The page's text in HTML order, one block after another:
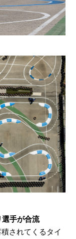
手が合流
されてくるタイ